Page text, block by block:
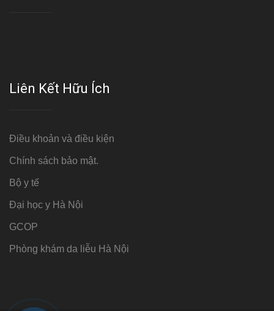
Liên Kết Hữu Ích
Điều khoản và điều kiện
Chính sách bảo mật.
Bộ y tế
Đại học y Hà Nội
GCOP
Phòng khám da liễu Hà Nội